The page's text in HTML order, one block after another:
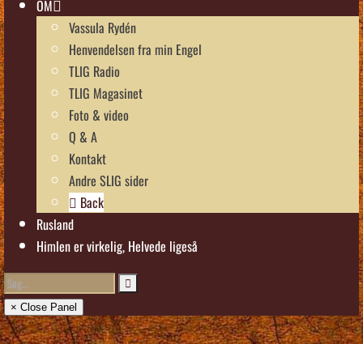
OM
Vassula Rydén
Henvendelsen fra min Engel
TLIG Radio
TLIG Magasinet
Foto & video
Q & A
Kontakt
Andre SLIG sider
Back
Rusland
Himlen er virkelig, Helvede ligeså
× Close Panel